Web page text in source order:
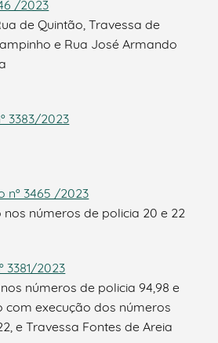
/2023
de Quintão, Travessa de
e Rua José Armando
3383/2023
nº 3465 /2023
números de policia 20 e 22
3381/2023
números de policia 94,98 e
com execução dos números
e Travessa Fontes de Areia